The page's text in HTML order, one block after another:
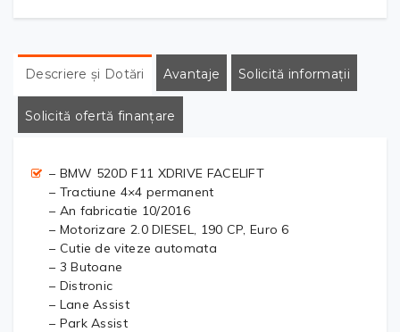
Descriere și Dotări Avantaje Solicită informații
Solicită ofertă finanțare
– BMW 520D F11 XDRIVE FACELIFT
– Tractiune 4×4 permanent
– An fabricatie 10/2016
– Motorizare 2.0 DIESEL, 190 CP, Euro 6
– Cutie de viteze automata
– 3 Butoane
– Distronic
– Lane Assist
– Park Assist